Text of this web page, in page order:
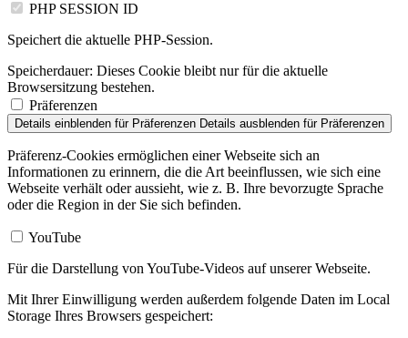
PHP SESSION ID
Speichert die aktuelle PHP-Session.
Speicherdauer: Dieses Cookie bleibt nur für die aktuelle
Browsersitzung bestehen.
Präferenzen
Details einblenden für Präferenzen Details ausblenden für Präferenzen
Präferenz-Cookies ermöglichen einer Webseite sich an
Informationen zu erinnern, die die Art beeinflussen, wie sich eine
Webseite verhält oder aussieht, wie z. B. Ihre bevorzugte Sprache
oder die Region in der Sie sich befinden.
YouTube
Für die Darstellung von YouTube-Videos auf unserer Webseite.
Mit Ihrer Einwilligung werden außerdem folgende Daten im Local
Storage Ihres Browsers gespeichert: